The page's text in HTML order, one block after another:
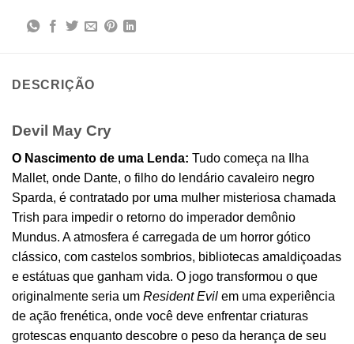
DESCRIÇÃO
Devil May Cry
O Nascimento de uma Lenda: Tudo começa na Ilha
Mallet, onde Dante, o filho do lendário cavaleiro negro
Sparda, é contratado por uma mulher misteriosa chamada
Trish para impedir o retorno do imperador demônio
Mundus. A atmosfera é carregada de um horror gótico
clássico, com castelos sombrios, bibliotecas amaldiçoadas
e estátuas que ganham vida. O jogo transformou o que
originalmente seria um Resident Evil em uma experiência
de ação frenética, onde você deve enfrentar criaturas
grotescas enquanto descobre o peso da herança de seu